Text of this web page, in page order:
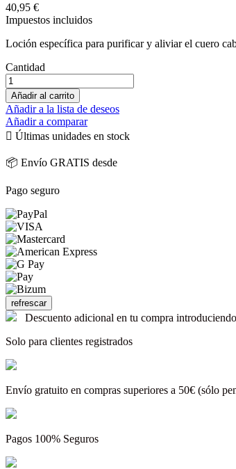
40,95 €
Impuestos incluidos
Loción específica para purificar y aliviar el cuero
Cantidad
Añadir al carrito
Añadir a la lista de deseos
Añadir a comparar
 Últimas unidades en stock
📦 Envío GRATIS desde
Pago seguro
Descuento adicional en tu compra
Solo para clientes registrados
Envío gratuito en compras superiores a 50€ (sólo
Pagos 100% Seguros